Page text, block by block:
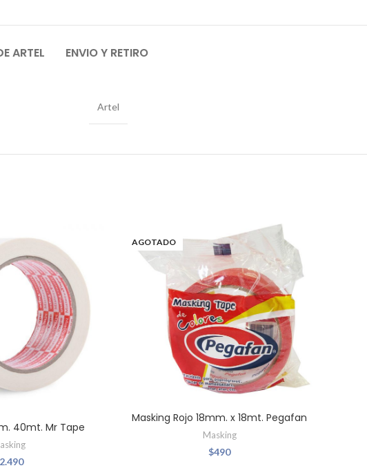
ARTEL ENVIO Y RETIRO
Artel
40mt. Mr Tape
2.490
AGOTADO
Masking Rojo 18mm. x 18mt. Pegafan
Masking
$490